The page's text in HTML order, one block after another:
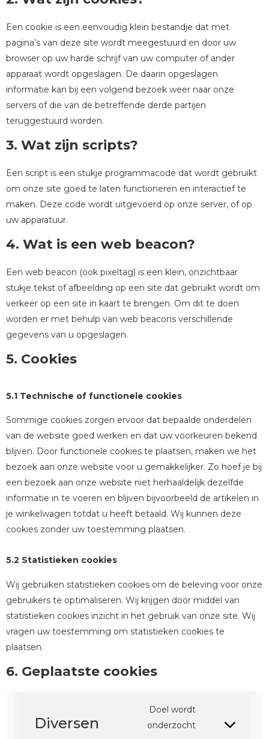
Een cookie is een eenvoudig klein bestandje dat met
pagina’s van deze site wordt meegestuurd en door uw
browser op uw harde schrijf van uw computer of ander
apparaat wordt opgeslagen. De daarin opgeslagen
informatie kan bij een volgend bezoek weer naar onze
servers of die van de betreffende derde partijen
teruggestuurd worden.
3. Wat zijn scripts?
Een script is een stukje programmacode dat wordt gebruikt
om onze site goed te laten functioneren en interactief te
maken. Deze code wordt uitgevoerd op onze server, of op
uw apparatuur.
4. Wat is een web beacon?
Een web beacon (ook pixeltag) is een klein, onzichtbaar
stukje tekst of afbeelding op een site dat gebruikt wordt om
verkeer op een site in kaart te brengen. Om dit te doen
worden er met behulp van web beacons verschillende
gegevens van u opgeslagen.
5. Cookies
5.1 Technische of functionele cookies
Sommige cookies zorgen ervoor dat bepaalde onderdelen
van de website goed werken en dat uw voorkeuren bekend
blijven. Door functionele cookies te plaatsen, maken we het
bezoek aan onze website voor u gemakkelijker. Zo hoef je bij
een bezoek aan onze website niet herhaaldelijk dezelfde
informatie in te voeren en blijven bijvoorbeeld de artikelen in
je winkelwagen totdat u heeft betaald. Wij kunnen deze
cookies zonder uw toestemming plaatsen.
5.2 Statistieken cookies
Wij gebruiken statistieken cookies om de beleving voor onze
gebruikers te optimaliseren. Wij krijgen door middel van
statistieken cookies inzicht in het gebruik van onze site. Wij
vragen uw toestemming om statistieken cookies te
plaatsen.
6. Geplaatste cookies
Diversen
Doel wordt
onderzocht